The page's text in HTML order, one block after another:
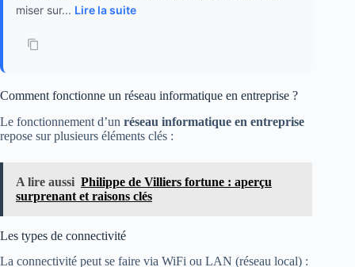
miser sur... Lire la suite
Comment fonctionne un réseau informatique en entreprise ?
Le fonctionnement d’un réseau informatique en entreprise
repose sur plusieurs éléments clés :
A lire aussi Philippe de Villiers fortune : aperçu
surprenant et raisons clés
Les types de connectivité
La connectivité peut se faire via WiFi ou LAN (réseau local) :